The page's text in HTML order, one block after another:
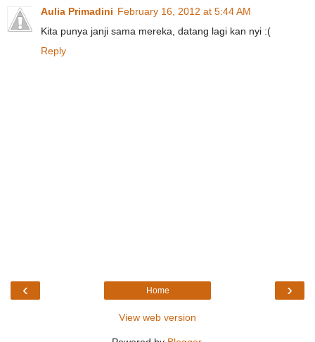
Aulia Primadini February 16, 2012 at 5:44 AM
Kita punya janji sama mereka, datang lagi kan nyi :(
Reply
‹ ›
Home
View web version